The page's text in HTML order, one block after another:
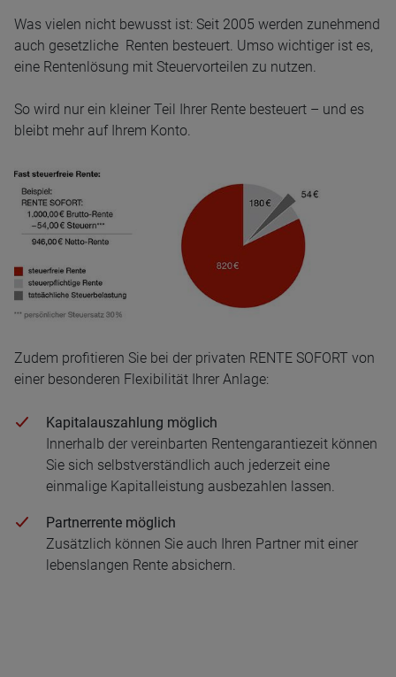
Was vielen nicht bewusst ist: Seit 2005 werden zunehmend
auch gesetzliche Renten besteuert. Umso wichtiger ist es,
eine Rentenlösung mit Steuervorteilen zu nutzen.
So wird nur ein kleiner Teil Ihrer Rente besteuert – und es
bleibt mehr auf Ihrem Konto.
Zudem profitieren Sie bei der privaten RENTE SOFORT von
einer besonderen Flexibilität Ihrer Anlage:
Kapitalauszahlung möglich
Innerhalb der vereinbarten Rentengarantiezeit können
Sie sich selbstverständlich auch jederzeit eine
einmalige Kapitalleistung ausbezahlen lassen.
Partnerrente möglich
Zusätzlich können Sie auch Ihren Partner mit einer
lebenslangen Rente absichern.